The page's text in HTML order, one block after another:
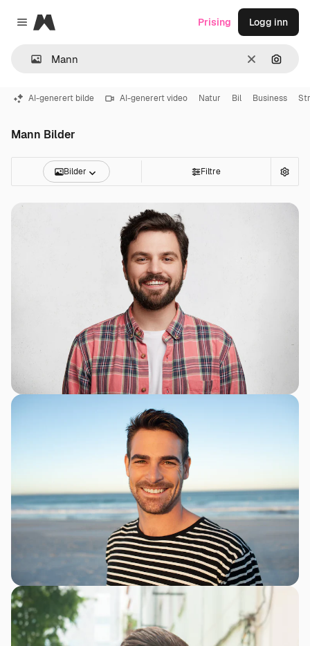
Close menu
Magnific
Slett Søk
Prising Logg inn
AI-generert bilde AI-generert video Natur Bil Business
Mann Bilder
Bilder Filtre